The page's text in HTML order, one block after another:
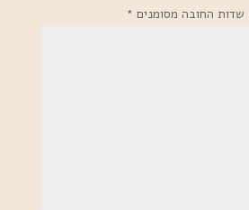
שדות החובה מסומנים *